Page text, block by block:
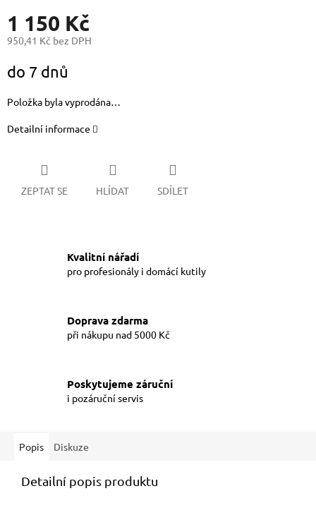
1 150 Kč
950,41 Kč bez DPH
cena:
do 7 dnů
Položka byla vyprodána…
Detailní informace
ZEPTAT SE HLÍDAT SDÍLET
Kvalitní nářadí
pro profesionály i domácí kutily
Doprava zdarma
při nákupu nad 5000 Kč
Poskytujeme záruční
i pozáruční servis
Popis Diskuze
Detailní popis produktu